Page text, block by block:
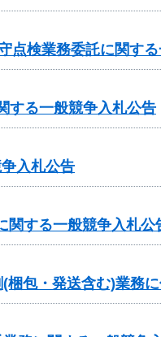
検業務委託に関す
する一般競争入札公告
入札公告
する一般競争入札公
包・発送含む)業務